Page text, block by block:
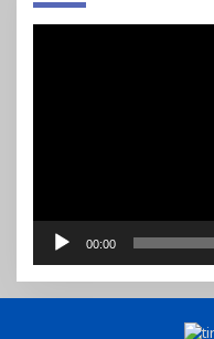
00:00